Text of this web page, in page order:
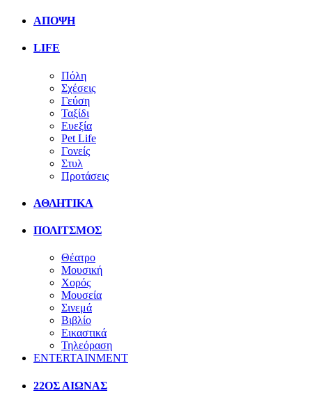
ΑΠΟΨΗ
LIFE
Πόλη
Σχέσεις
Γεύση
Ταξίδι
Ευεξία
Pet Life
Γονείς
Στυλ
Προτάσεις
ΑΘΛΗΤΙΚΑ
ΠΟΛΙΤΣΜΟΣ
Θέατρο
Μουσική
Χορός
Μουσεία
Σινεμά
Βιβλίο
Εικαστικά
Τηλεόραση
ENTERTAINMENT
22ΟΣ ΑΙΩΝΑΣ